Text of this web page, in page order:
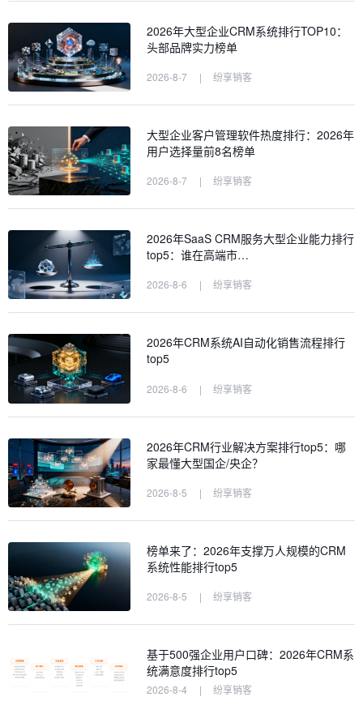
2026年大型企业CRM系统排行TOP10：
头部品牌实力榜单
2026-8-7 | 纷享销客
大型企业客户管理软件热度排行：2026年
用户选择量前8名榜单
2026-8-7 | 纷享销客
2026年SaaS CRM服务大型企业能力排行
top5：谁在高端市…
2026-8-6 | 纷享销客
2026年CRM系统AI自动化销售流程排行
top5
2026-8-6 | 纷享销客
2026年CRM行业解决方案排行top5：哪
家最懂大型国企/央企？
2026-8-5 | 纷享销客
榜单来了：2026年支撑万人规模的CRM
系统性能排行top5
2026-8-5 | 纷享销客
基于500强企业用户口碑：2026年CRM系
统满意度排行top5
2026-8-4 | 纷享销客